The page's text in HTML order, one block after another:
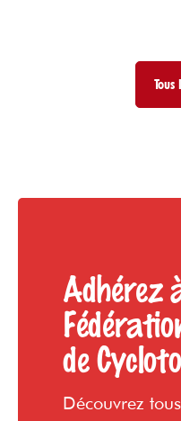
Tous
Adhérez
de
Découvrez